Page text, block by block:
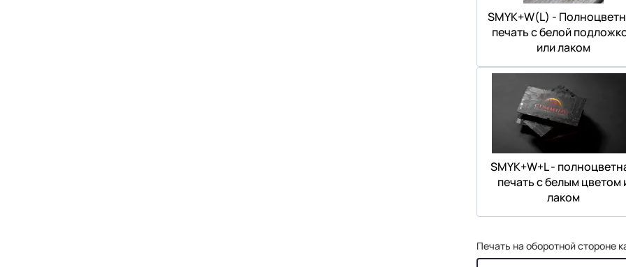
SMYK+W(L) -
печать с белой
или лаком
SMYK+W+L -
печать с белым цветом
лаком
Печать на оборотной стороне